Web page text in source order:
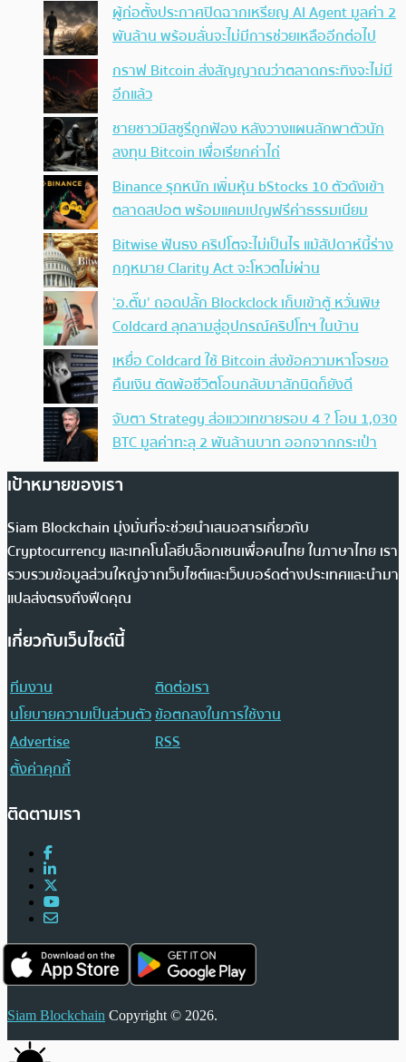
ผู้ก่อตั้งประกาศปิดฉากเหรียญ AI Agent มูลค่า 2
พันล้าน พร้อมลั่นจะไม่มีการช่วยเหลืออีกต่อไป
กราฟ Bitcoin ส่งสัญญาณว่าตลาดกระทิงจะไม่มี
อีกแล้ว
ชายชาวมิสซูรีถูกฟ้อง หลังวางแผนลักพาตัวนัก
ลงทุน Bitcoin เพื่อเรียกค่าไถ่
Binance รุกหนัก เพิ่มหุ้น bStocks 10 ตัวดังเข้า
ตลาดสปอต พร้อมแคมเปญฟรีค่าธรรมเนียม
Bitwise ฟันธง คริปโตจะไม่เป็นไร แม้สัปดาห์นี้ร่าง
กฎหมาย Clarity Act จะโหวตไม่ผ่าน
‘อ.ตั๊ม’ ถอดปลั้ก Blockclock เก็บเข้าตู้ หวั่นพิษ
Coldcard ลุกลามสู่อุปกรณ์คริปโทฯ ในบ้าน
เหยื่อ Coldcard ใช้ Bitcoin ส่งข้อความหาโจรขอ
คืนเงิน ตัดพ้อชีวิตโอนกลับมาสักนิดก็ยังดี
จับตา Strategy ส่อแววเทขายรอบ 4 ? โอน 1,030
BTC มูลค่าทะลุ 2 พันล้านบาท ออกจากกระเป๋า
เป้าหมายของเรา
Siam Blockchain มุ่งมั่นที่จะช่วยนำเสนอสารเกี่ยวกับ
Cryptocurrency และเทคโนโลยีบล็อกเชนเพื่อคนไทย ในภาษาไทย เรา
รวบรวมข้อมูลส่วนใหญ่จากเว็บไซต์และเว็บบอร์ดต่างประเทศและนำมา
แปลส่งตรงถึงฟีดคุณ
เกี่ยวกับเว็บไซต์นี้
ทีมงาน
ติดต่อเรา
นโยบายความเป็นส่วนตัวข้อตกลงในการใช้งาน
Advertise
RSS
ตั้งค่าคุกกี้
ติดตามเรา
Siam Blockchain Copyright © 2026.